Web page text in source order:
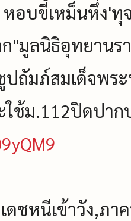
หอบขี้เหม็นหึ่ง'
"มูลนิธิอุทยาน
ถัมภ์สมเด็จพร
ใช้ม.112ปิดปา
ดชหนีเข้าวัง,ภ